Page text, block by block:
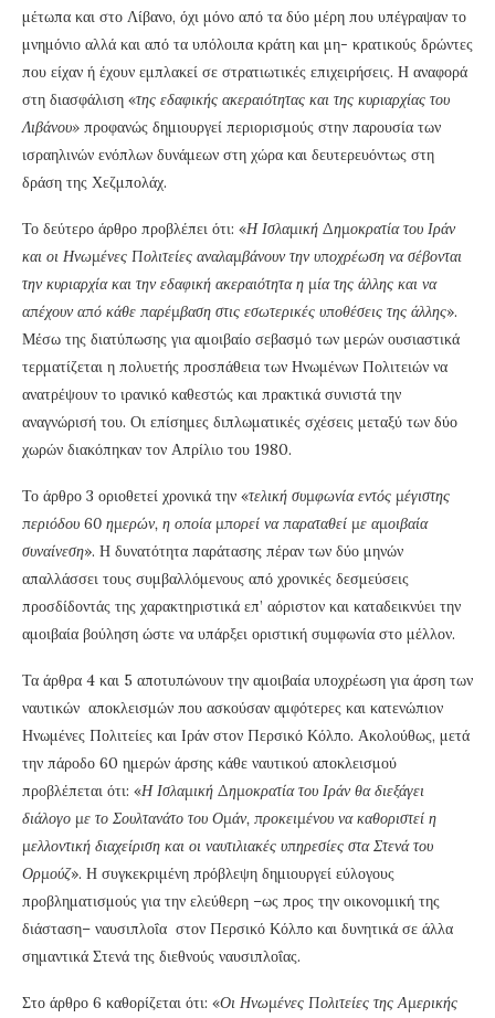
μέτωπα και στο Λίβανο, όχι μόνο από τα δύο μέρη που υπέγραψαν το
μνημόνιο αλλά και από τα υπόλοιπα κράτη και μη- κρατικούς δρώντες
που είχαν ή έχουν εμπλακεί σε στρατιωτικές επιχειρήσεις. Η αναφορά
στη διασφάλιση «της εδαφικής ακεραιότητας και της κυριαρχίας του
Λιβάνου» προφανώς δημιουργεί περιορισμούς στην παρουσία των
ισραηλινών ενόπλων δυνάμεων στη χώρα και δευτερευόντως στη
δράση της Χεζμπολάχ.
Το δεύτερο άρθρο προβλέπει ότι: «Η Ισλαμική Δημοκρατία του Ιράν
και οι Ηνωμένες Πολιτείες αναλαμβάνουν την υποχρέωση να σέβονται
την κυριαρχία και την εδαφική ακεραιότητα η μία της άλλης και να
απέχουν από κάθε παρέμβαση στις εσωτερικές υποθέσεις της άλλης».
Μέσω της διατύπωσης για αμοιβαίο σεβασμό των μερών ουσιαστικά
τερματίζεται η πολυετής προσπάθεια των Ηνωμένων Πολιτειών να
ανατρέψουν το ιρανικό καθεστώς και πρακτικά συνιστά την
αναγνώρισή του. Οι επίσημες διπλωματικές σχέσεις μεταξύ των δύο
χωρών διακόπηκαν τον Απρίλιο του 1980.
Το άρθρο 3 οριοθετεί χρονικά την «τελική συμφωνία εντός μέγιστης
περιόδου 60 ημερών, η οποία μπορεί να παραταθεί με αμοιβαία
συναίνεση». Η δυνατότητα παράτασης πέραν των δύο μηνών
απαλλάσσει τους συμβαλλόμενους από χρονικές δεσμεύσεις
προσδίδοντάς της χαρακτηριστικά επ’ αόριστον και καταδεικνύει την
αμοιβαία βούληση ώστε να υπάρξει οριστική συμφωνία στο μέλλον.
Τα άρθρα 4 και 5 αποτυπώνουν την αμοιβαία υποχρέωση για άρση των
ναυτικών αποκλεισμών που ασκούσαν αμφότερες και κατενώπιον
Ηνωμένες Πολιτείες και Ιράν στον Περσικό Κόλπο. Ακολούθως, μετά
την πάροδο 60 ημερών άρσης κάθε ναυτικού αποκλεισμού
προβλέπεται ότι: «Η Ισλαμική Δημοκρατία του Ιράν θα διεξάγει
διάλογο με το Σουλτανάτο του Ομάν, προκειμένου να καθοριστεί η
μελλοντική διαχείριση και οι ναυτιλιακές υπηρεσίες στα Στενά του
Ορμούζ». Η συγκεκριμένη πρόβλεψη δημιουργεί εύλογους
προβληματισμούς για την ελεύθερη –ως προς την οικονομική της
διάσταση– ναυσιπλοΐα στον Περσικό Κόλπο και δυνητικά σε άλλα
σημαντικά Στενά της διεθνούς ναυσιπλοΐας.
Στο άρθρο 6 καθορίζεται ότι: «Οι Ηνωμένες Πολιτείες της Αμερικής